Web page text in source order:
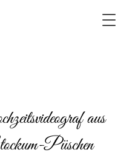
aus
Püschen